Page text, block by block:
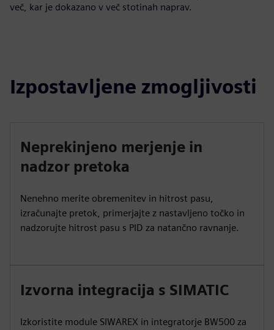
več, kar je dokazano v več stotinah naprav.
Izpostavljene zmogljivosti
Neprekinjeno merjenje in
nadzor pretoka
Nenehno merite obremenitev in hitrost pasu,
izračunajte pretok, primerjajte z nastavljeno točko in
nadzorujte hitrost pasu s PID za natančno ravnanje.
Izvorna integracija s SIMATIC
Izkoristite module SIWAREX in integratorje BW500 za